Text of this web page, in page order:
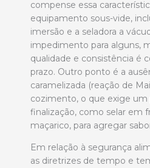
compense essa
equipamento sous-vide,
imersão e a seladora a
impedimento para alguns,
qualidade e consistência é
prazo. Outro ponto é a
caramelizada (reação de
cozimento, o que exige um
finalização, como selar em
maçarico, para agregar
Em relação à segurança
as diretrizes de tempo e